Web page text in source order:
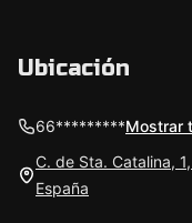
Ubicación
66*********Mostrar
C. de Sta. Catalina,
España